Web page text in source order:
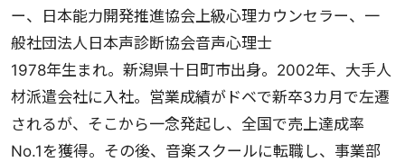
ー、日本能力開発推進協会上級心理カウンセラー、一
般社団法人日本声診断協会音声心理士
1978年生まれ。新潟県十日町市出身。2002年、大手人
材派遣会社に入社。営業成績がドベで新卒3カ月で左遷
されるが、そこから一念発起し、全国で売上達成率
No.1を獲得。その後、音楽スクールに転職し、事業部